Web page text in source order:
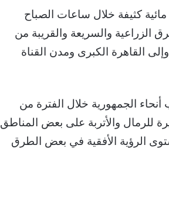
كثيفة خلال ساعات الصباح
الزراعية والسريعة والقريبة من
القاهرة الكبرى ومدن القناة
الجمهورية خلال الفترة من
للرمال والأتربة على بعض المناطق
الرؤية الأفقية في بعض الطرق